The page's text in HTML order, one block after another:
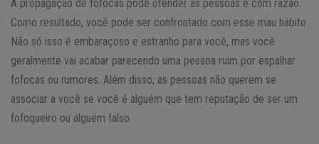
A propagação de fofocas pode ofender as pessoas e com razão.
Como resultado, você pode ser confrontado com esse mau hábito.
Não só isso é embaraçoso e estranho para você, mas você
geralmente vai acabar parecendo uma pessoa ruim por espalhar
fofocas ou rumores. Além disso, as pessoas não querem se
associar a você se você é alguém que tem reputação de ser um
fofoqueiro ou alguém falso.